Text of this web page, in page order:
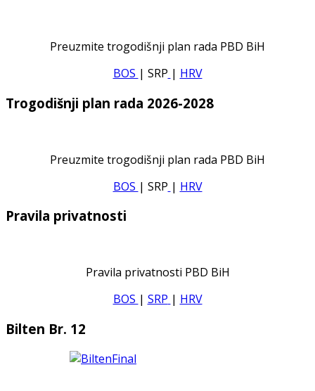
Preuzmite trogodišnji plan rada PBD BiH
BOS | SRP | HRV
Trogodišnji plan rada 2026-2028
Preuzmite trogodišnji plan rada PBD BiH
BOS | SRP | HRV
Pravila privatnosti
Pravila privatnosti PBD BiH
BOS | SRP | HRV
Bilten Br. 12